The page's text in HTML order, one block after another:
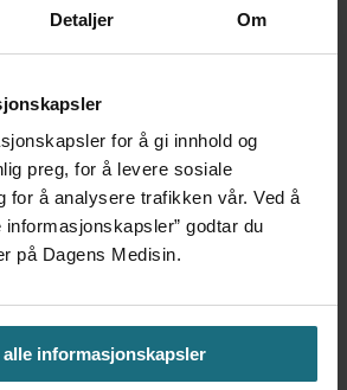
Detaljer Om
for å gi innhold og
preg, for å levere sosiale
for å analysere trafikken vår. Ved å
informasjonskapsler” godtar du
på Dagens Medisin.
informasjonskapsler
2027 skal menn
med menn